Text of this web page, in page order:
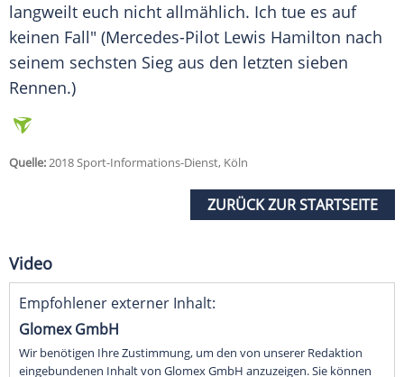
langweilt euch nicht allmählich. Ich tue es auf
keinen Fall" (Mercedes-Pilot Lewis Hamilton nach
seinem sechsten Sieg aus den letzten sieben
Rennen.)
Quelle:2018 Sport-Informations-Dienst, Köln
ZURÜCK ZUR STARTSEITE
Video
Empfohlener externer Inhalt:
Glomex GmbH
Wir benötigen Ihre Zustimmung, um den von unserer Redaktion
eingebundenen Inhalt von Glomex GmbH anzuzeigen. Sie können